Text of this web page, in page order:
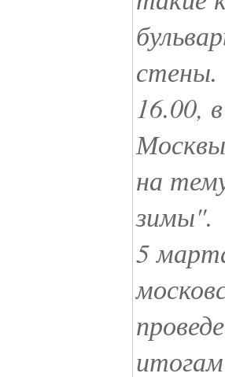
стены.
16.00,
на
зимы".
5